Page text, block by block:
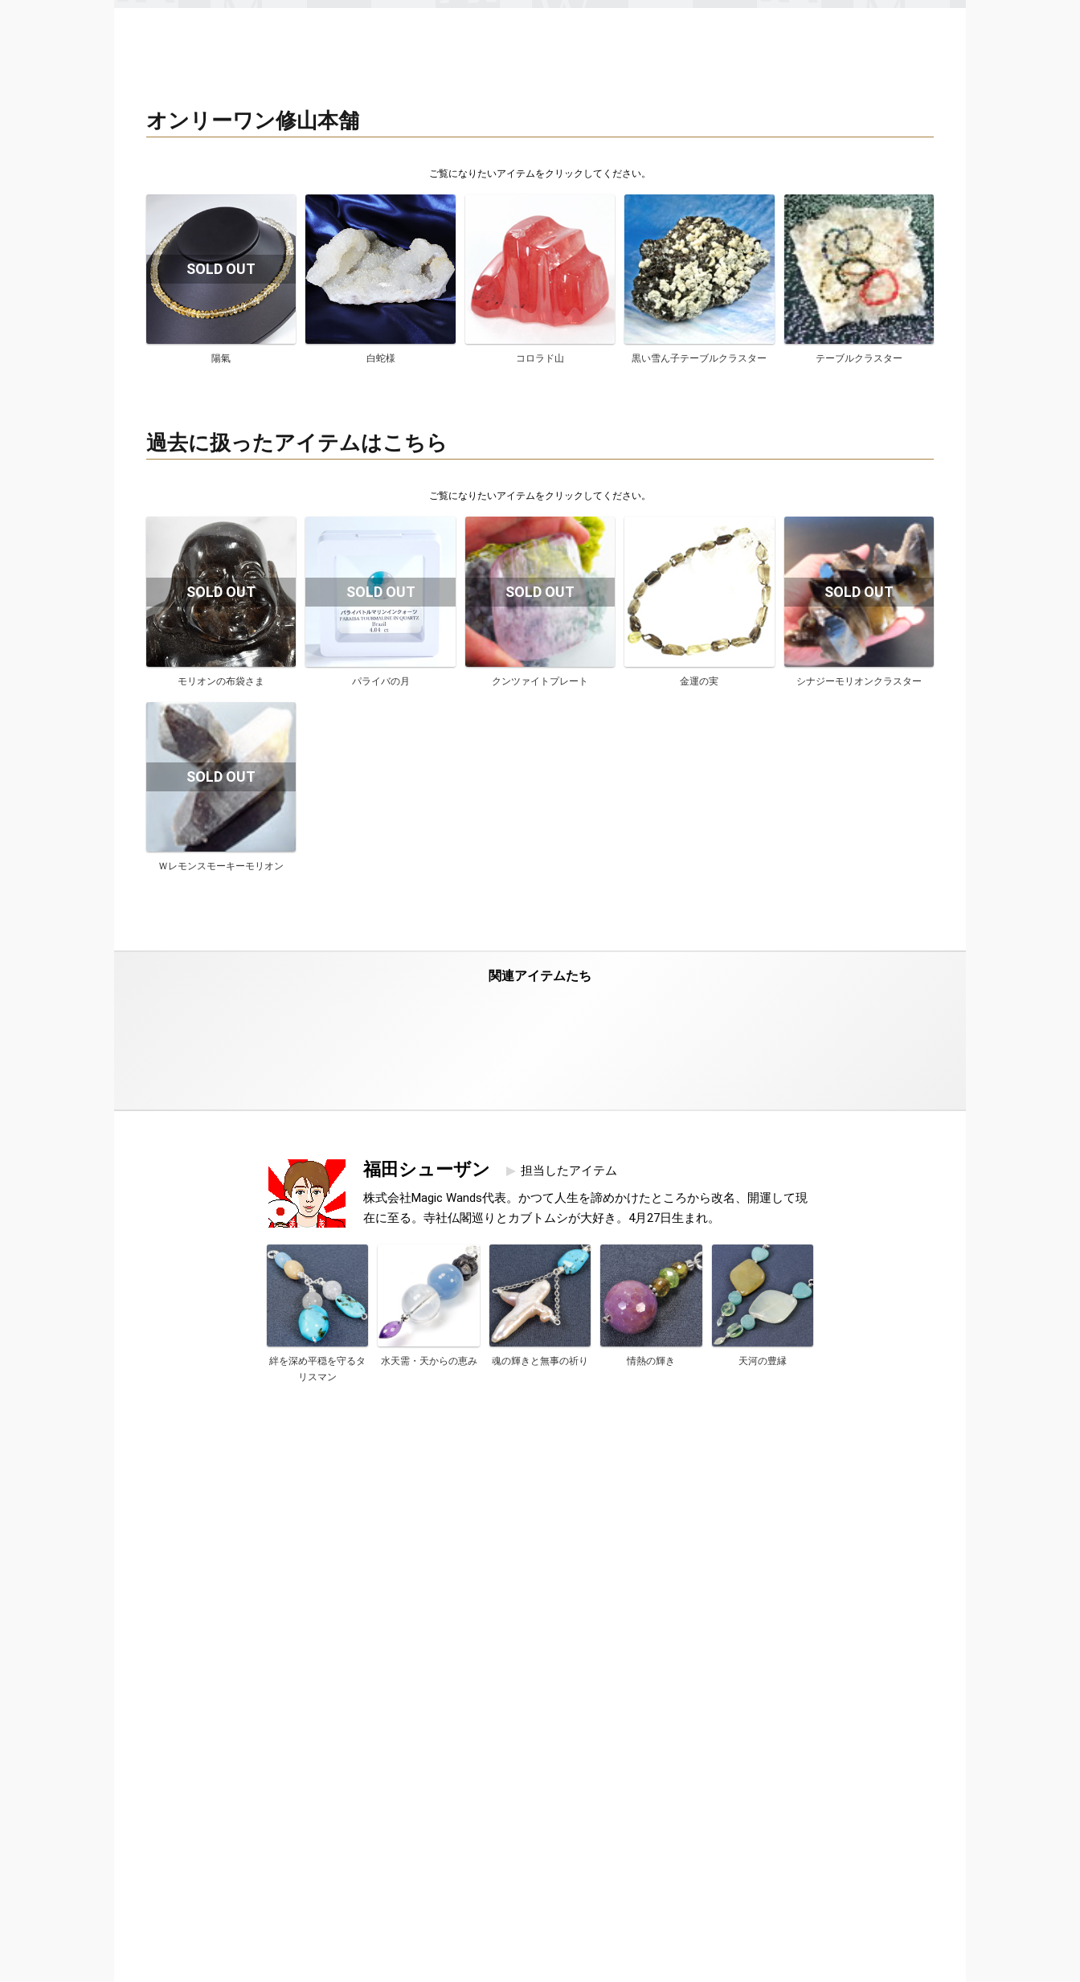
オンリーワン修山本舗
陽氣 白蛇様 コロラド山 黒い雪ん子テーブルクラスター テーブルクラスター
過去に扱ったアイテムはこちら
モリオンの布袋さま パライバの月 クンツァイトプレート 金運の実 シナジーモリオンクラスター
Ｗレモンスモーキーモリオン
福田シューザン
担当したアイテム
株式会社Magic Wands代表。かつて人生を諦めかけたところから改名、開運して現
在に至る。寺社仏閣巡りとカブトムシが大好き。4月27日生まれ。
絆を深め平穏を守るタ
リスマン
水天需・天からの恵み 魂の輝きと無事の祈り 情熱の輝き 天河の豊縁